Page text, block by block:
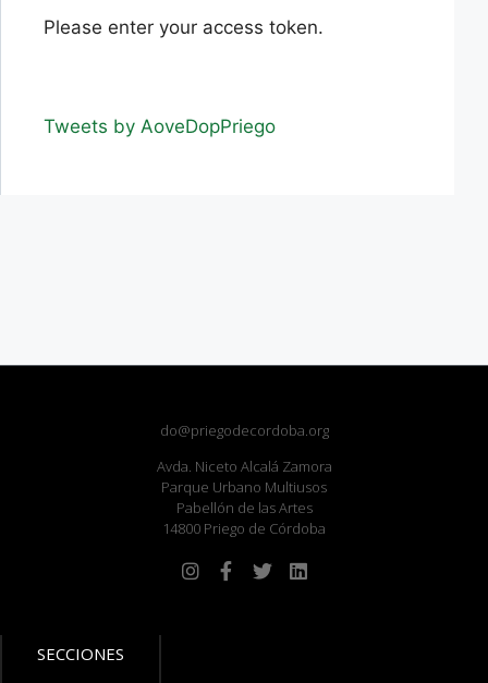
Please enter your access token.
Tweets by AoveDopPriego
do@priegodecordoba.org
Avda. Niceto Alcalá Zamora
Parque Urbano Multiusos
Pabellón de las Artes
14800 Priego de Córdoba
SECCIONES